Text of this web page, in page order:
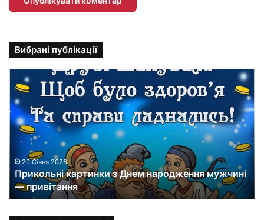
Вибрані публікації
и
к
о
а
20 Січня 2026
Прикольні картинки з Днем народження мужчині
— привітання